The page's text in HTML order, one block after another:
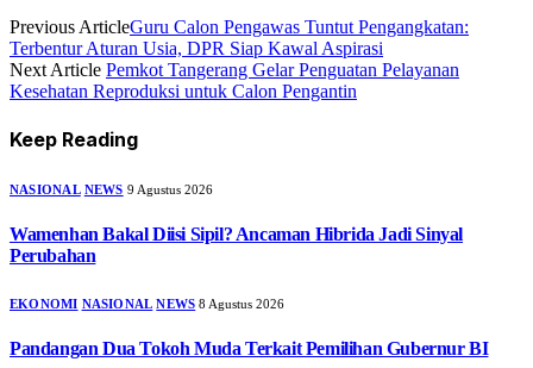
Previous ArticleGuru Calon Pengawas Tuntut Pengangkatan:
Terbentur Aturan Usia, DPR Siap Kawal Aspirasi
Next Article Pemkot Tangerang Gelar Penguatan Pelayanan
Kesehatan Reproduksi untuk Calon Pengantin
Keep Reading
NASIONAL NEWS 9 Agustus 2026
Wamenhan Bakal Diisi Sipil? Ancaman Hibrida Jadi Sinyal
Perubahan
EKONOMI NASIONAL NEWS 8 Agustus 2026
Pandangan Dua Tokoh Muda Terkait Pemilihan Gubernur BI